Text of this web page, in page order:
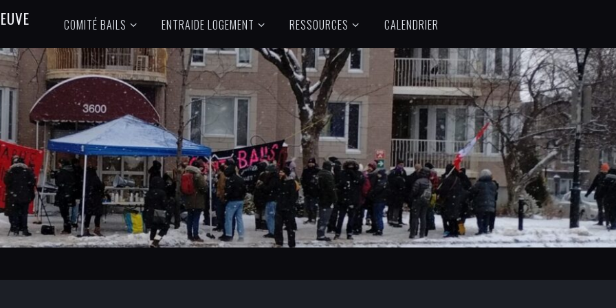
EUVE COMITÉ BAILS ENTRAIDE LOGEMENT RESSOURCES CALENDRIER